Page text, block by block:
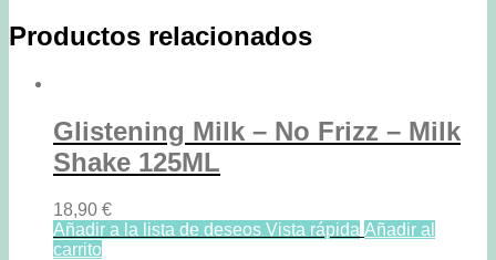
Productos relacionados
Glistening Milk – No Frizz – Milk
Shake 125ML
18,90 €
Añadir a la lista de deseos Vista rápida Añadir al
carrito